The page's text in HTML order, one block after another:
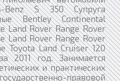
Benz S 350 Супруга
Bentley Continental
Land Rover Range Rover
Land Rover Range Rover
Toyota Land Cruiser 120
год. Занимается
и практических
правовой